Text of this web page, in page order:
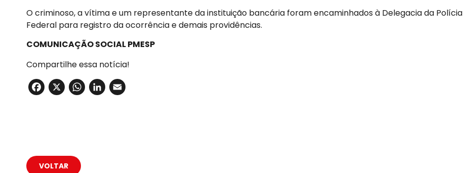
O criminoso, a vítima e um representante da instituição bancária foram encaminhados à Delegacia da Polícia
Federal para registro da ocorrência e demais providências.
COMUNICAÇÃO SOCIAL PMESP
Compartilhe essa notícia!
Facebook
X WhatsApp
LinkedIn
VOLTAR